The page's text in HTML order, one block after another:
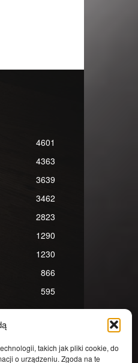
takich jak pliki cookie, do
o urządzeniu. Zgoda na te
4601
4363
3639
3462
2823
1290
1230
866
595